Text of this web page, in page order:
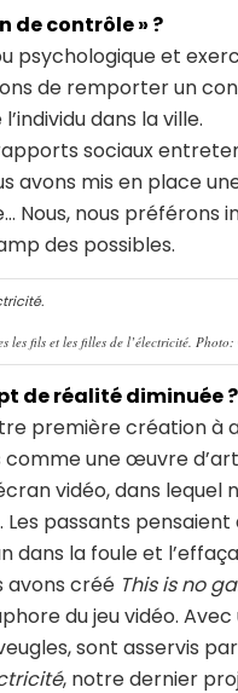
de contrôle » ?
psychologique et
de remporter un
dans la ville.
sociaux
mis en place
nous préférons
des possibles.
les fils et les filles de l’électricité.
de réalité diminuée ?
première création à
une œuvre
vidéo, dans lequel
passants pensaient
dans la foule et
avons créé This is no
du jeu vidéo.
sont asservis
, notre dernier